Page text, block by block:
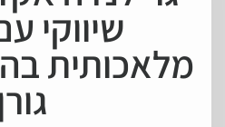
שיווקי
מלאכותית